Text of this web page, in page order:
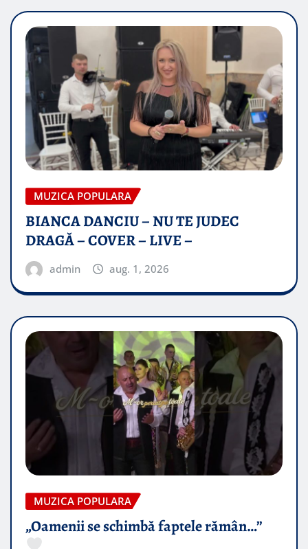
MUZICA POPULARA
BIANCA DANCIU – NU TE JUDEC
DRAGĂ – COVER – LIVE –
admin aug. 1, 2026
MUZICA POPULARA
„Oamenii se schimbă faptele rămân…”